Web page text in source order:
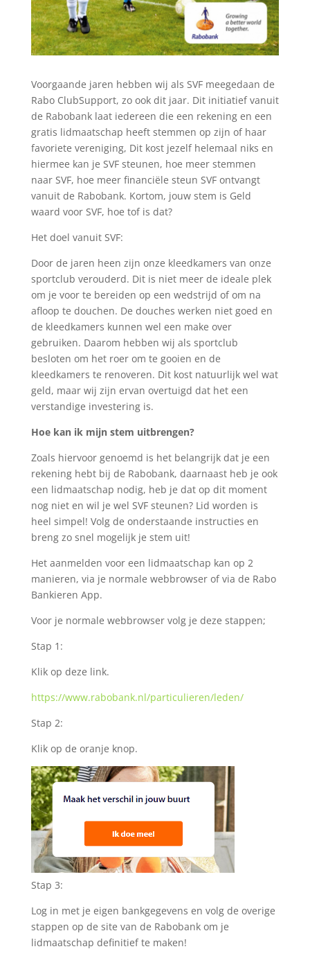
Voorgaande jaren hebben wij als SVF meegedaan de
Rabo ClubSupport, zo ook dit jaar. Dit initiatief vanuit
de Rabobank laat iedereen die een rekening en een
gratis lidmaatschap heeft stemmen op zijn of haar
favoriete vereniging, Dit kost jezelf helemaal niks en
hiermee kan je SVF steunen, hoe meer stemmen
naar SVF, hoe meer financiële steun SVF ontvangt
vanuit de Rabobank. Kortom, jouw stem is Geld
waard voor SVF, hoe tof is dat?
Het doel vanuit SVF:
Door de jaren heen zijn onze kleedkamers van onze
sportclub verouderd. Dit is niet meer de ideale plek
om je voor te bereiden op een wedstrijd of om na
afloop te douchen. De douches werken niet goed en
de kleedkamers kunnen wel een make over
gebruiken. Daarom hebben wij als sportclub
besloten om het roer om te gooien en de
kleedkamers te renoveren. Dit kost natuurlijk wel wat
geld, maar wij zijn ervan overtuigd dat het een
verstandige investering is.
Hoe kan ik mijn stem uitbrengen?
Zoals hiervoor genoemd is het belangrijk dat je een
rekening hebt bij de Rabobank, daarnaast heb je ook
een lidmaatschap nodig, heb je dat op dit moment
nog niet en wil je wel SVF steunen? Lid worden is
heel simpel! Volg de onderstaande instructies en
breng zo snel mogelijk je stem uit!
Het aanmelden voor een lidmaatschap kan op 2
manieren, via je normale webbrowser of via de Rabo
Bankieren App.
Voor je normale webbrowser volg je deze stappen;
Stap 1:
Klik op deze link.
https://www.rabobank.nl/particulieren/leden/
Stap 2:
Klik op de oranje knop.
Stap 3:
Log in met je eigen bankgegevens en volg de overige
stappen op de site van de Rabobank om je
lidmaatschap definitief te maken!